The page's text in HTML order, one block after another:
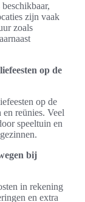
zijn vaak
zoals
op de
op de
reünies. Veel
speeltuin en
bij
in rekening
en extra